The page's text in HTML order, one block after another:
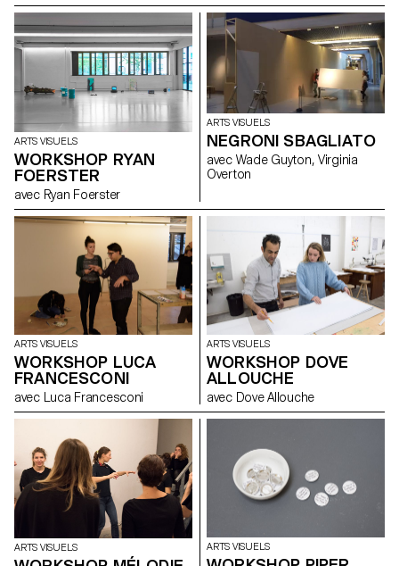
ARTS VISUELS
WORKSHOP RYAN
FOERSTER
avec Ryan Foerster
ARTS VISUELS
NEGRONI SBAGLIATO
avec Wade Guyton, Virginia
Overton
ARTS VISUELS
WORKSHOP LUCA
FRANCESCONI
avec Luca Francesconi
ARTS VISUELS
WORKSHOP DOVE
ALLOUCHE
avec Dove Allouche
ARTS VISUELS ARTS VISUELS